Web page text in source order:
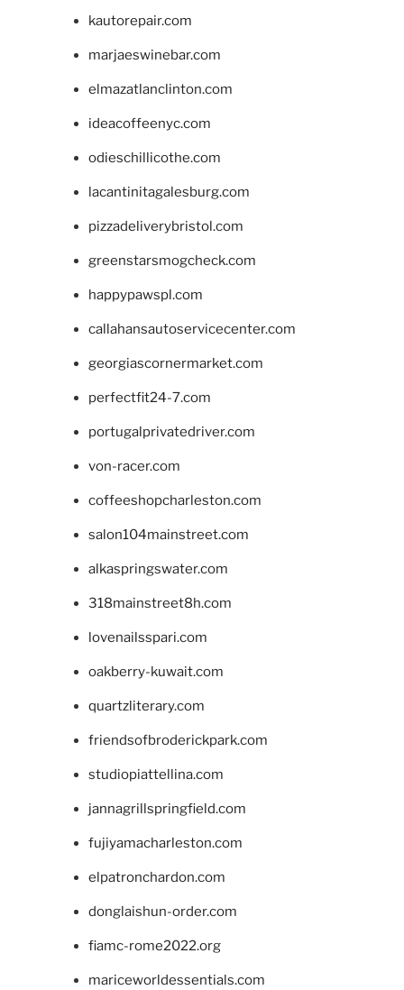
kautorepair.com
marjaeswinebar.com
elmazatlanclinton.com
ideacoffeenyc.com
odieschillicothe.com
lacantinitagalesburg.com
pizzadeliverybristol.com
greenstarsmogcheck.com
happypawspl.com
callahansautoservicecenter.com
georgiascornermarket.com
perfectfit24-7.com
portugalprivatedriver.com
von-racer.com
coffeeshopcharleston.com
salon104mainstreet.com
alkaspringswater.com
318mainstreet8h.com
lovenailsspari.com
oakberry-kuwait.com
quartzliterary.com
friendsofbroderickpark.com
studiopiattellina.com
jannagrillspringfield.com
fujiyamacharleston.com
elpatronchardon.com
donglaishun-order.com
fiamc-rome2022.org
mariceworldessentials.com